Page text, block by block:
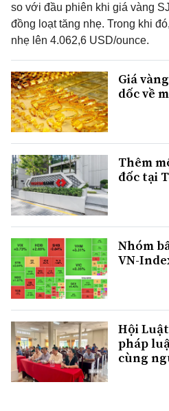
so với đầu phiên khi giá vàng
đồng loạt tăng nhẹ. Trong khi
nhẹ lên 4.062,6 USD/ounce.
Giá
dốc về
Thêm
đốc tại
Nhóm
VN-
Hội
pháp
cùng